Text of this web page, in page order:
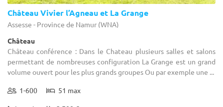
Château Vivier l’Agneau et La Grange
Assesse - Province de Namur (WNA)
Château
Château conférence : Dans le Chateau plusieurs salles et salons
permettant de nombreuses configuration La Grange est un grand
volume ouvert pour les plus grands groupes Ou par exemple une ...
1-600 51 max